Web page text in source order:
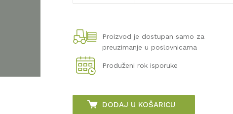
Proizvod je dostupan samo za
preuzimanje u poslovnicama
Produženi rok isporuke
DODAJ U KOŠARICU